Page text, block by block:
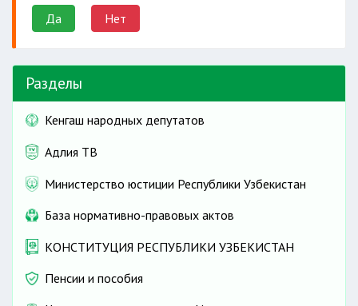
Да Нет
Разделы
Кенгаш народных депутатов
Адлия ТВ
Министерство юстиции Республики Узбекистан
База нормативно-правовых актов
КОНСТИТУЦИЯ РЕСПУБЛИКИ УЗБЕКИСТАН
Пенсии и пособия